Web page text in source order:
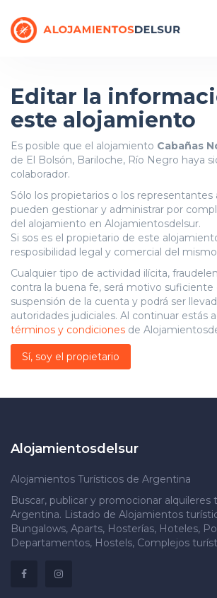
Editar la
este alojamiento
Es posible que el alojamiento Cabañas
de El Bolsón, Bariloche, Río Negro haya
colaborador.
Sólo los propietarios o los representantes
pueden gestionar y administrar por
del alojamiento en Alojamientosdelsur.
Si sos es el propietario de este
resposibilidad legal y comercial del
Cualquier tipo de actividad ilícita,
contra la buena fe, será motivo suficiente
suspensión de la cuenta y podrá ser
autoridades judiciales. Al continuar estás
términos y condiciones de
Sí, soy el propietario
Alojamientosdelsur
Alojamientos Turísticos de Argentina
Buscar, publicar y promocionar alquileres
Argentina. Listado de Alojamientos
Bungalows, Aparts, Hosterías, Hoteles,
Departamentos, Hostels, Complejos